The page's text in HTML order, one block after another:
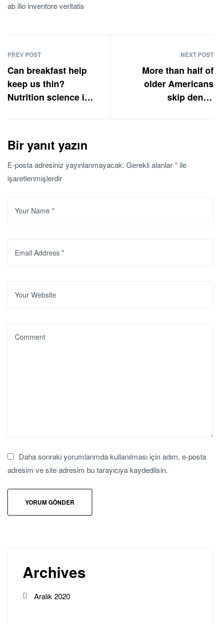
ab illo inventore veritatis
PREV POST
Can breakfast help
keep us thin?
Nutrition science is
NEXT POST
More than half of
older Americans
skip dental
Bir yanıt yazın
E-posta adresiniz yayınlanmayacak. Gerekli alanlar* ile
işaretlenmişlerdir
Daha sonraki yorumlarımda kullanılması için adım, e-posta
adresim ve site adresim bu tarayıcıya kaydedilsin.
Archives
Aralık 2020